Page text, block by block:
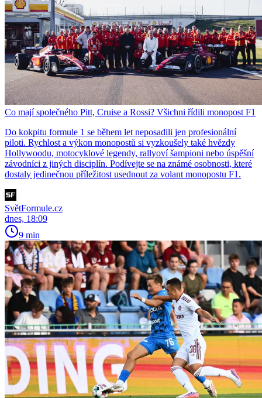
Co mají společného Pitt, Cruise a Rossi? Všichni řídili monopost F1
Do kokpitu formule 1 se během let neposadili jen profesionální
piloti. Rychlost a výkon monopostů si vyzkoušely také hvězdy
Hollywoodu, motocyklové legendy, rallyoví šampioni nebo úspěšní
závodníci z jiných disciplín. Podívejte se na známé osobnosti, které
dostaly jedinečnou příležitost usednout za volant monopostu F1.
SvětFormule.cz
dnes, 18:09
9 min